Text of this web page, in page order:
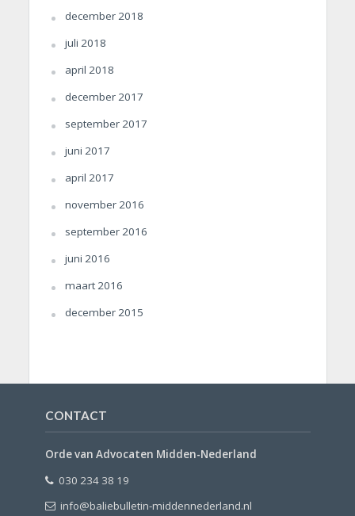
december 2018
juli 2018
april 2018
december 2017
september 2017
juni 2017
april 2017
november 2016
september 2016
juni 2016
maart 2016
december 2015
CONTACT
Orde van Advocaten Midden-Nederland
030 234 38 19
info@baliebulletin-middennederland.nl